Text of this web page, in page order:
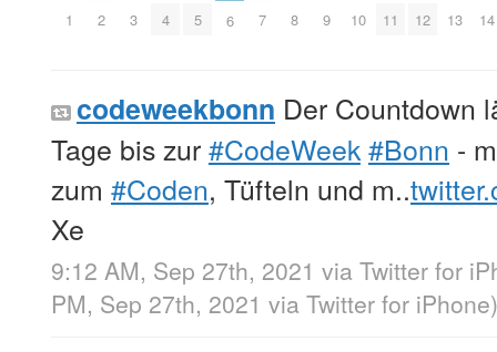
1 2 3 4 5 6 7 8 9 10 11 12 13 14
codeweekbonn Der Countdown
Tage bis zur#CodeWeek#Bonn -
zum #Coden, Tüfteln und m..
Xe
9:12 AM, Sep 27th, 2021 via Twitter for
PM, Sep 27th, 2021 via Twitter for iPhone)